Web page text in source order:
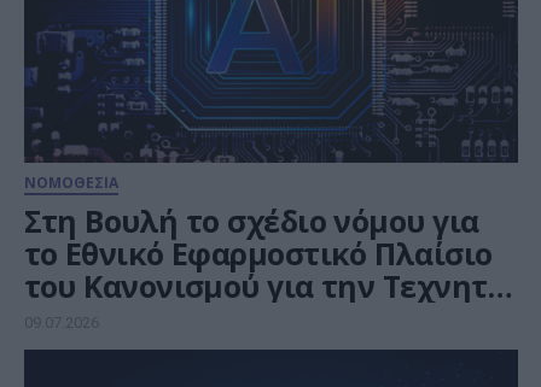
ΝΟΜΟΘΕΣΙΑ
Στη Βουλή το σχέδιο νόμου για
το Εθνικό Εφαρμοστικό Πλαίσιο
του Κανονισμού για την Τεχνητή
Νοημοσύνη (AI Act)
09.07.2026